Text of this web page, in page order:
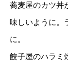
蕎麦屋のカツ丼
味しいように。
に。
餃子屋のハラミ